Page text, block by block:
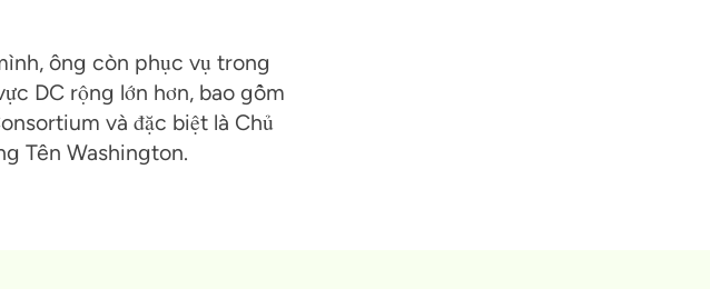
ông còn phục vụ trong
DC rộng lớn hơn, bao gồm
và đặc biệt là Chủ
Tên Washington.